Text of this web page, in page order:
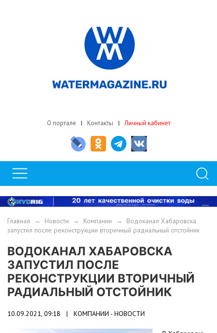
О портале Контакты Личный кабинет
Главная → Новости → Компании → Водоканал Хабаровска
запустил после реконструкции вторичный радиальный отстойник
ВОДОКАНАЛ ХАБАРОВСКА
ЗАПУСТИЛ ПОСЛЕ
РЕКОНСТРУКЦИИ ВТОРИЧНЫЙ
РАДИАЛЬНЫЙ ОТСТОЙНИК
10.09.2021, 09:18 | КОМПАНИИ - НОВОСТИ